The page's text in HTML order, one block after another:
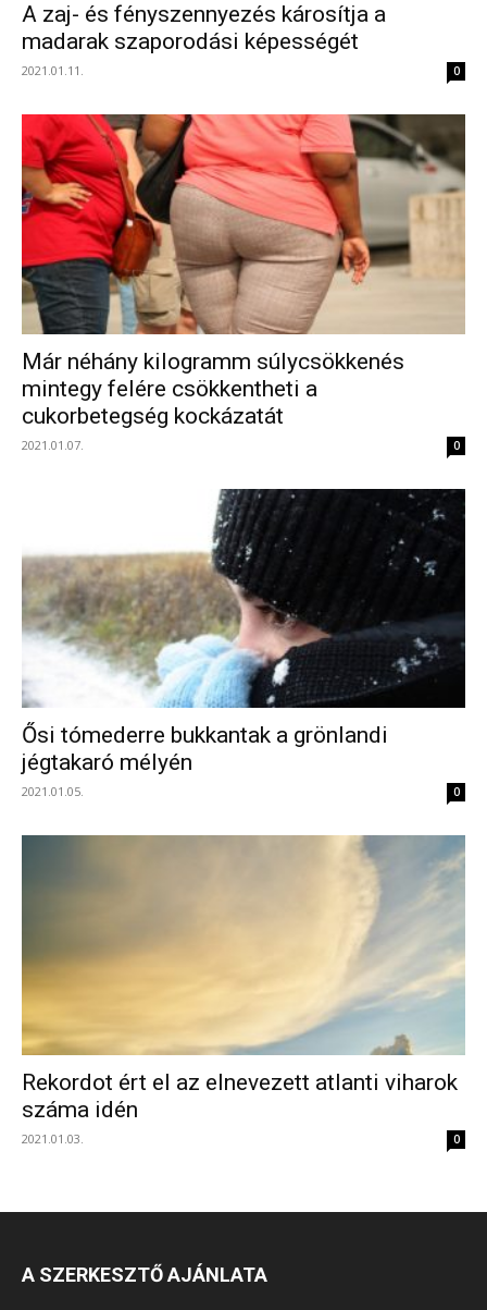
A zaj- és fényszennyezés károsítja a
madarak szaporodási képességét
2021.01.11. 0
Már néhány kilogramm súlycsökkenés
mintegy felére csökkentheti a
cukorbetegség kockázatát
2021.01.07. 0
Ősi tómederre bukkantak a grönlandi
jégtakaró mélyén
2021.01.05. 0
Rekordot ért el az elnevezett atlanti viharok
száma idén
2021.01.03. 0
A SZERKESZTŐ AJÁNLATA